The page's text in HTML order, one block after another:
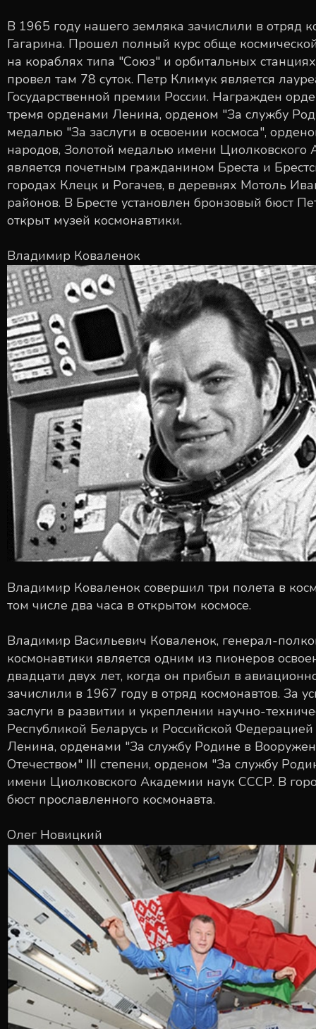
В 1965 году нашего земляка зачислили в отряд
Гагарина. Прошел полный курс обще
на кораблях типа "Союз" и орбитальных
провел там 78 суток. Петр Климук является
Государственной премии России. Награжден
тремя орденами Ленина, орденом "За службу
медалью "За заслуги в освоении космоса",
народов, Золотой медалью имени
является почетным гражданином Бреста и
городах Клецк и Рогачев, в деревнях Мотоль
районов. В Бресте установлен бронзовый бюст
открыт музей космонавтики.
Владимир Коваленок
Владимир Коваленок совершил три полета в
том числе два часа в открытом космосе.
Владимир Васильевич Коваленок, генерал-
космонавтики является одним из пионеров
двадцати двух лет, когда он прибыл в
зачислили в 1967 году в отряд космонавтов. За
заслуги в развитии и укреплении научно-
Республикой Беларусь и Российской
Ленина, орденами "За службу Родине в
Отечеством" III степени, орденом "За службу
имени Циолковского Академии наук СССР. В
бюст прославленного космонавта.
Олег Новицкий